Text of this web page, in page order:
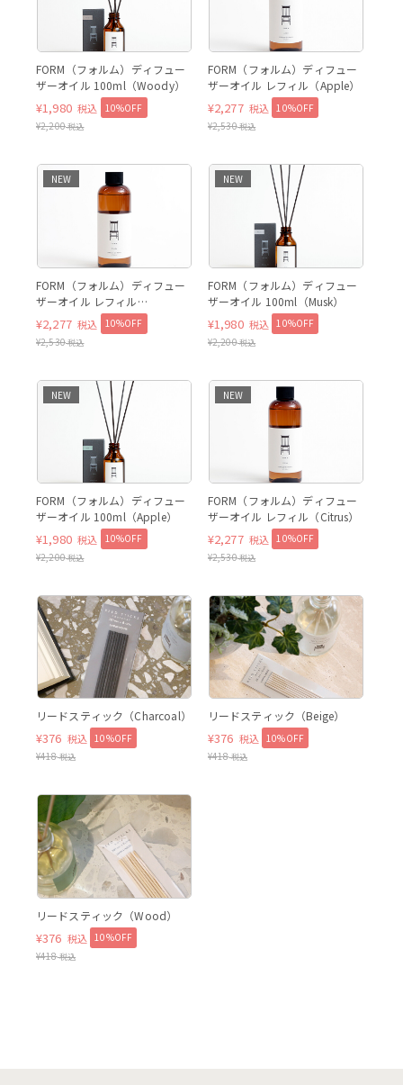
FORM（フォルム）ディフュー
ザーオイル 100ml（Woody）
¥1,980 税込
10%OFF
¥2,200税込
FORM（フォルム）ディフュー
ザーオイル レフィル（Apple）
¥2,277 税込 10%OFF
¥2,530税込
NEW
FORM（フォルム）ディフュー
ザーオイル レフィル
（Woody）
¥2,277 税込 10%OFF
¥2,530税込
NEW
FORM（フォルム）ディフュー
ザーオイル 100ml（Musk）
¥1,980 税込 10%OFF
¥2,200税込
NEW
FORM（フォルム）ディフュー
ザーオイル 100ml（Apple）
¥1,980 税込 10%OFF
¥2,200税込
NEW
FORM（フォルム）ディフュー
ザーオイル レフィル（Citrus）
¥2,277 税込 10%OFF
¥2,530税込
Charcoal
リードスティック（Charcoal）
¥376 税込 10%OFF
¥418税込
リードスティック（Beige）
¥376 税込
10%OFF
¥418税込
リードスティック（Wood）
¥376 税込 10%OFF
¥418税込